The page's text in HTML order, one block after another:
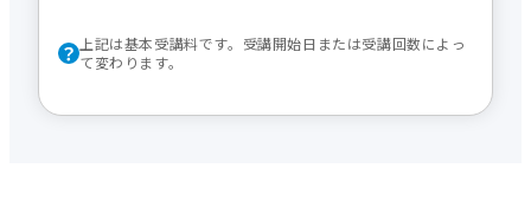
上記は基本受講料です。受講開始日または受講回数によっ
て変わります。